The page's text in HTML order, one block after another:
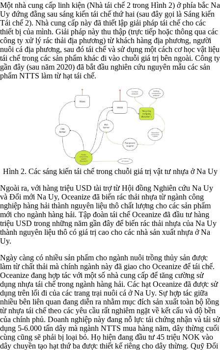
Một nhà cung cấp linh kiện (Nhà tái chế 2 trong Hình 2) ở phía bắc Na
Uy đứng đằng sau sáng kiến tái chế thứ hai (sau đây gọi là Sáng kiến
Tái chế 2). Nhà cung cấp này đã thiết lập giải pháp tái chế cho các
thiết bị của mình. Giải pháp này thu thập (trực tiếp hoặc thông qua các
công ty xử lý rác thải địa phương) từ khách hàng địa phương, người
nuôi cá địa phương, sau đó tái chế và sử dụng một cách cơ học vật liệu
tái chế trong các sản phẩm khác đi vào chuỗi giá trị bên ngoài. Công ty
gần đây (sau năm 2020) đã bắt đầu nghiên cứu nguyên mẫu các sản
phẩm NTTS làm từ hạt tái chế.
Hình 2. Các sáng kiến tái chế trong chuỗi giá trị vật tư nhựa ở Na Uy
Ngoài ra, với hàng triệu USD tài trợ từ Hội đồng Nghiên cứu Na Uy
và Đổi mới Na Uy, Oceanize đã biến rác thải nhựa từ ngành công
nghiệp hàng hải thành nguyên liệu thô chất lượng cho các sản phẩm
mới cho ngành hàng hải. Tập đoàn tái chế Oceanize đã đầu tư hàng
triệu USD trong những năm gần đây để biến rác thải nhựa của Na Uy
thành nguyên liệu thô có giá trị cao cho các nhà sản xuất nhựa ở Na
Uy.
Ngày càng có nhiều sản phẩm cho ngành nuôi trồng thủy sản được
làm từ chất thải mà chính ngành này đã giao cho Oceanize để tái chế.
Oceanize đang hợp tác với một số nhà cung cấp để tăng cường sử
dụng nhựa tái chế trong ngành hàng hải. Các hạt Oceanize đã được sử
dụng trên lối đi của các trang trại nuôi cá ở Na Uy. Sự hợp tác giữa
nhiều bên liên quan đang diễn ra nhằm mục đích sản xuất toàn bộ lồng
từ nhựa tái chế theo các yêu cầu rất nghiêm ngặt về kết cấu và độ bền
của chính phủ. Doanh nghiệp này đang nỗ lực tái chứng nhận và tái sử
dụng 5-6.000 tấn dây mà ngành NTTS mua hàng năm, dây thừng cuối
cùng cũng sẽ phải bị loại bỏ. Họ hiện đang đầu tư 45 triệu NOK vào
dây chuyền tạo hạt thứ ba được thiết kế riêng cho dây thừng. Quỹ Đổi